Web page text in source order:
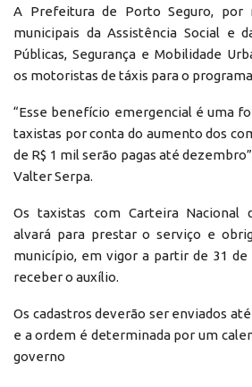
A Prefeitura de Porto Seguro, por
municipais da Assistência Social e
Públicas, Segurança e Mobilidade
os motoristas de táxis para o
“Esse benefício emergencial é uma
taxistas por conta do aumento dos
de R$ 1 mil serão pagas até
Valter Serpa.
Os taxistas com Carteira Nacional
alvará para prestar o serviço e
município, em vigor a partir de 31 de
receber o auxílio.
Os cadastros deverão ser enviados
e a ordem é determinada por um
governo